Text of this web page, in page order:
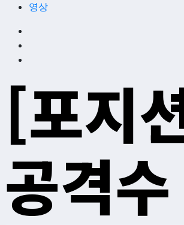
영상
[포지
공격수